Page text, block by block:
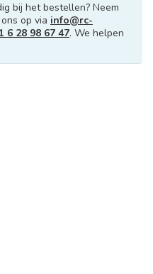
bij het bestellen? Neem
op via info@rc-
6 28 98 67 47. We helpen